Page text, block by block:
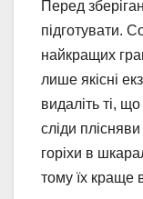
Перед
підготувати.
найкращих
лише якісні
видаліть ті,
сліди
горіхи в
тому їх краще